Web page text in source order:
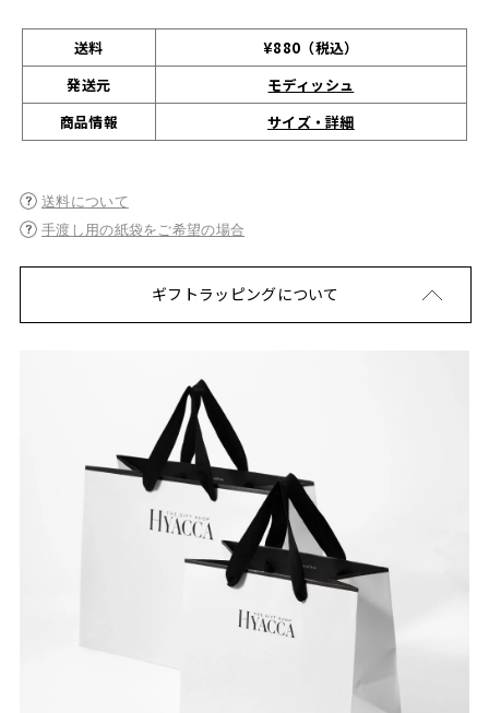
送料
¥880（税込）
発送元
モディッシュ
商品情報
サイズ・詳細
送料について
手渡し用の紙袋をご希望の場合
ギフトラッピングについて